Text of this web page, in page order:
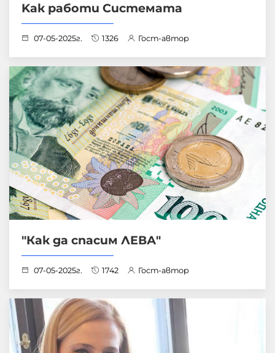
Kак работи Системата
07-05-2025г. 1326 Гост-автор
"Как да спасим ЛЕВА"
07-05-2025г. 1742 Гост-автор